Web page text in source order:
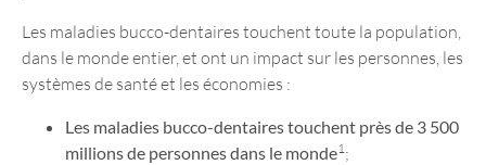
Les maladies bucco-dentaires touchent toute la population,
dans le monde entier, et ont un impact sur les personnes, les
systèmes de santé et les économies :
Les maladies bucco-dentaires touchent près de 3 500
millions de personnes dans le monde1 ;